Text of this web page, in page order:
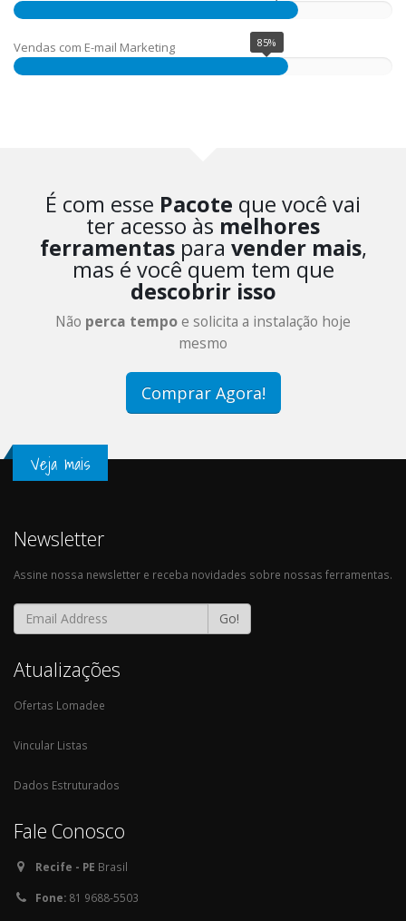
Vendas com E-mail Marketing
É com esse Pacote que você vai
ter acesso às melhores
ferramentaspara vender mais,
mas é você quem tem que
descobrir isso
Não perca tempoe solicita a instalação hoje
mesmo
Comprar Agora!
Veja mais
Newsletter
Assine nossa newsletter e receba novidades sobre nossas ferramentas.
Go!
Atualizações
Ofertas Lomadee
Vincular Listas
Dados Estruturados
Fale Conosco
Recife - PE Brasil
Fone: 81 9688-5503